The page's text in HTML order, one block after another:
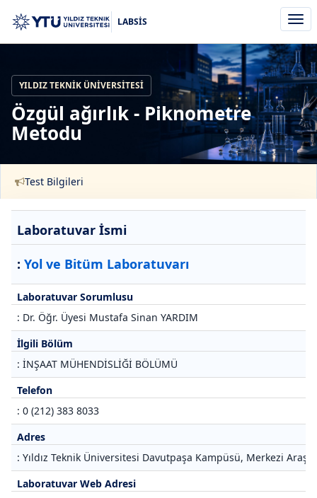
aç/
LABSİS
YILDIZ TEKNIK ÜNIVERSITESI
Özgül ağırlık - Piknometre
Metodu
Test Bilgileri
Laboratuvar İsmi
: Yol ve Bitüm Laboratuvarı
Laboratuvar Sorumlusu
: Dr. Öğr. Üyesi Mustafa Sinan YARDIM
İlgili Bölüm
: İNŞAAT MÜHENDİSLİĞİ BÖLÜMÜ
Telefon
: 0 (212) 383 8033
Adres
: Yıldız Teknik Üniversitesi Davutpaşa Kampüsü, Merkezi
Laboratuvar Web Adresi